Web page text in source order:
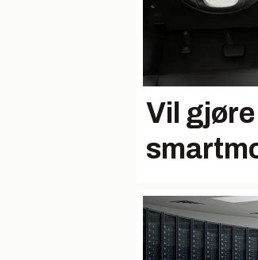
Vil